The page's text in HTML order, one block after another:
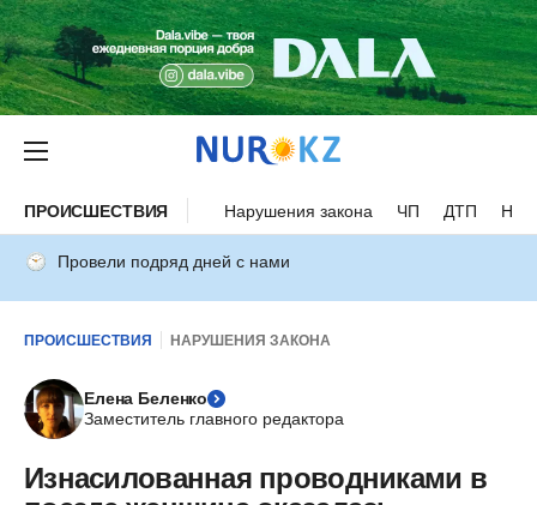
ПРОИСШЕСТВИЯ Нарушения закона ЧП ДТП
Провели подряд дней с нами
ПРОИСШЕСТВИЯ НАРУШЕНИЯ ЗАКОНА
Елена Беленко
Заместитель главного редактора
Изнасилованная проводниками в